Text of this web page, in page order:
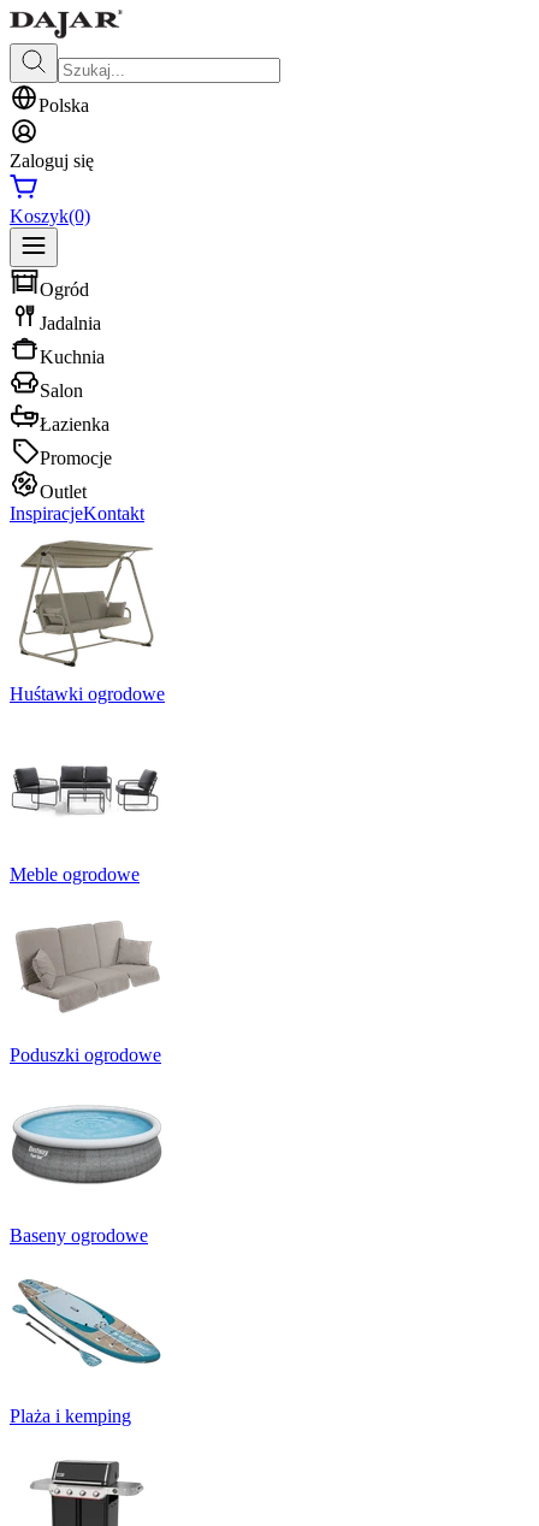
Polska
Zaloguj się
Koszyk(0)
Ogród
Jadalnia
Kuchnia
Salon
Łazienka
Promocje
Outlet
InspiracjeKontakt
Huśtawki ogrodowe
Meble ogrodowe
Poduszki ogrodowe
Baseny ogrodowe
Plaża i kemping